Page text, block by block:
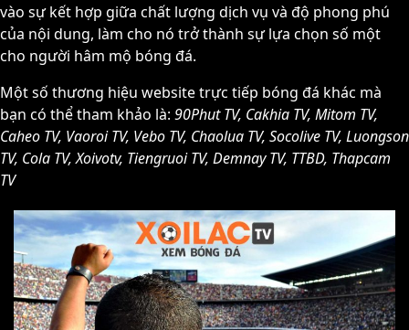
vào sự kết hợp giữa chất lượng dịch vụ và độ phong phú
của nội dung, làm cho nó trở thành sự lựa chọn số một
cho người hâm mộ bóng đá.
Một số thương hiệu website trực tiếp bóng đá khác mà
bạn có thể tham khảo là: 90Phut TV, Cakhia TV, Mitom TV,
Caheo TV, Vaoroi TV, Vebo TV, Chaolua TV, Socolive TV, Luongson
TV, Cola TV, Xoivotv, Tiengruoi TV, Demnay TV, TTBD, Thapcam
TV